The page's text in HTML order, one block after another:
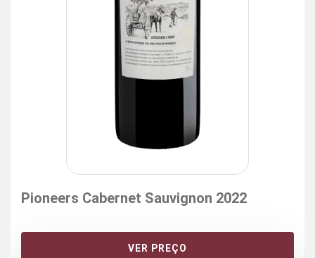
Pioneers Cabernet Sauvignon 2022
VER PREÇO